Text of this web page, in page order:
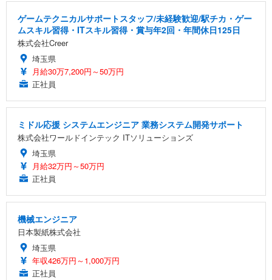
ゲームテクニカルサポートスタッフ/未経験歓迎/駅チカ・ゲー
ムスキル習得・ITスキル習得・賞与年2回・年間休日125日
株式会社Creer
埼玉県
月給30万7,200円～50万円
正社員
ミドル応援 システムエンジニア 業務システム開発サポート
株式会社ワールドインテック ITソリューションズ
埼玉県
月給32万円～50万円
正社員
機械エンジニア
日本製紙株式会社
埼玉県
年収426万円～1,000万円
正社員